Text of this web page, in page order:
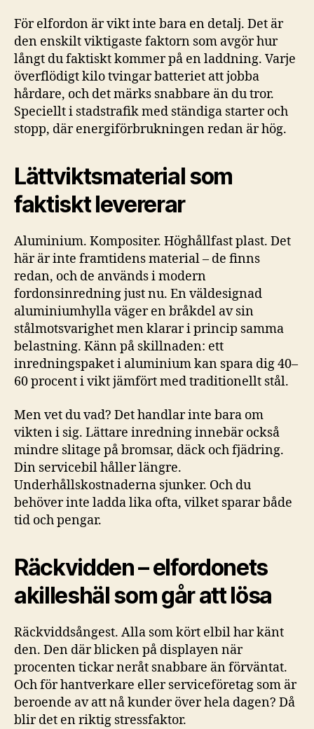
För elfordon är vikt inte bara en detalj. Det är
den enskilt viktigaste faktorn som avgör hur
långt du faktiskt kommer på en laddning. Varje
överflödigt kilo tvingar batteriet att jobba
hårdare, och det märks snabbare än du tror.
Speciellt i stadstrafik med ständiga starter och
stopp, där energiförbrukningen redan är hög.
Lättviktsmaterial som
faktiskt levererar
Aluminium. Kompositer. Höghållfast plast. Det
här är inte framtidens material – de finns
redan, och de används i modern
fordonsinredning just nu. En väldesignad
aluminiumhylla väger en bråkdel av sin
stålmotsvarighet men klarar i princip samma
belastning. Känn på skillnaden: ett
inredningspaket i aluminium kan spara dig 40–
60 procent i vikt jämfört med traditionellt stål.
Men vet du vad? Det handlar inte bara om
vikten i sig. Lättare inredning innebär också
mindre slitage på bromsar, däck och fjädring.
Din servicebil håller längre.
Underhållskostnaderna sjunker. Och du
behöver inte ladda lika ofta, vilket sparar både
tid och pengar.
Räckvidden – elfordonets
akilleshäl som går att lösa
Räckviddsångest. Alla som kört elbil har känt
den. Den där blicken på displayen när
procenten tickar neråt snabbare än förväntat.
Och för hantverkare eller serviceföretag som är
beroende av att nå kunder över hela dagen? Då
blir det en riktig stressfaktor.